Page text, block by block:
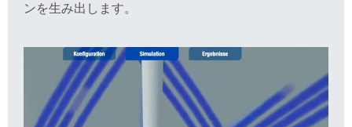
ンを生み出します。